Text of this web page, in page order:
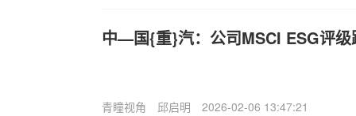
中—国{重}汽：公司MSCI ESG评级
青瞳视角 邱启明 2026-02-06 13:47:21